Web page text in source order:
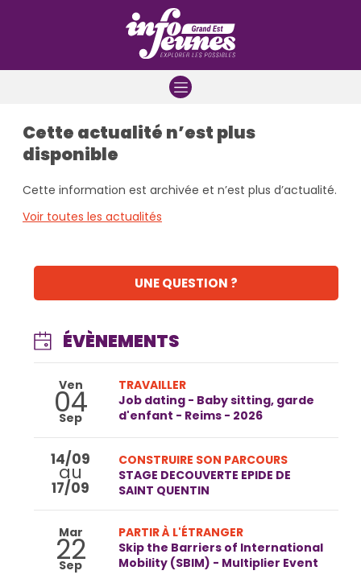
Cette actualité n’est plus
disponible
Cette information est archivée et n’est plus d’actualité.
Voir toutes les actualités
UNE QUESTION ?
ÉVÈNEMENTS
Ven
04
Sep
TRAVAILLER
Job dating - Baby sitting, garde
d'enfant - Reims - 2026
14/09
au
17/09
CONSTRUIRE SON PARCOURS
STAGE DECOUVERTE EPIDE DE
SAINT QUENTIN
Mar
22
Sep
PARTIR À L'ÉTRANGER
Skip the Barriers of International
Mobility (SBIM) - Multiplier Event